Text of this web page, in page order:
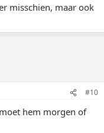
misschien, maar ook
#10
hem morgen of